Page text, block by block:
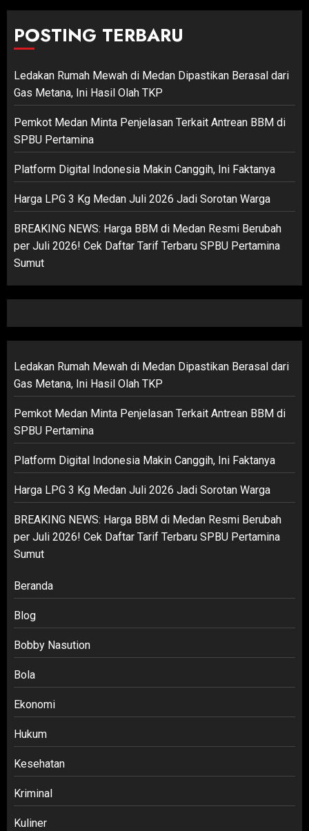
POSTING TERBARU
Ledakan Rumah Mewah di Medan Dipastikan Berasal dari
Gas Metana, Ini Hasil Olah TKP
Pemkot Medan Minta Penjelasan Terkait Antrean BBM di
SPBU Pertamina
Platform Digital Indonesia Makin Canggih, Ini Faktanya
Harga LPG 3 Kg Medan Juli 2026 Jadi Sorotan Warga
BREAKING NEWS: Harga BBM di Medan Resmi Berubah
per Juli 2026! Cek Daftar Tarif Terbaru SPBU Pertamina
Sumut
Ledakan Rumah Mewah di Medan Dipastikan Berasal dari
Gas Metana, Ini Hasil Olah TKP
Pemkot Medan Minta Penjelasan Terkait Antrean BBM di
SPBU Pertamina
Platform Digital Indonesia Makin Canggih, Ini Faktanya
Harga LPG 3 Kg Medan Juli 2026 Jadi Sorotan Warga
BREAKING NEWS: Harga BBM di Medan Resmi Berubah
per Juli 2026! Cek Daftar Tarif Terbaru SPBU Pertamina
Sumut
Beranda
Blog
Bobby Nasution
Bola
Ekonomi
Hukum
Kesehatan
Kriminal
Kuliner